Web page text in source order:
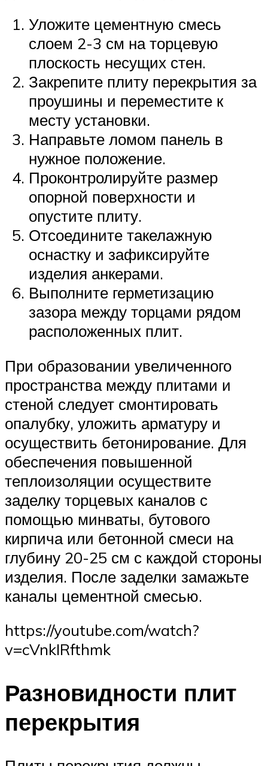
Уложите цементную смесь
слоем 2-3 см на торцевую
плоскость несущих стен.
Закрепите плиту перекрытия за
проушины и переместите к
месту установки.
Направьте ломом панель в
нужное положение.
Проконтролируйте размер
опорной поверхности и
опустите плиту.
Отсоедините такелажную
оснастку и зафиксируйте
изделия анкерами.
Выполните герметизацию
зазора между торцами рядом
расположенных плит.
При образовании увеличенного
пространства между плитами и
стеной следует смонтировать
опалубку, уложить арматуру и
осуществить бетонирование. Для
обеспечения повышенной
теплоизоляции осуществите
заделку торцевых каналов с
помощью минваты, бутового
кирпича или бетонной смеси на
глубину 20-25 см с каждой стороны
изделия. После заделки замажьте
каналы цементной смесью.
https://youtube.com/watch?
v=cVnkIRfthmk
Разновидности плит
перекрытия